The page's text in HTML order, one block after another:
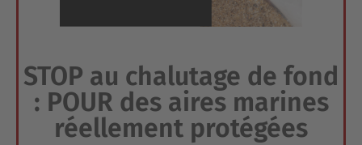
STOP au chalutage de fond
: POUR des aires marines
réellement protégées